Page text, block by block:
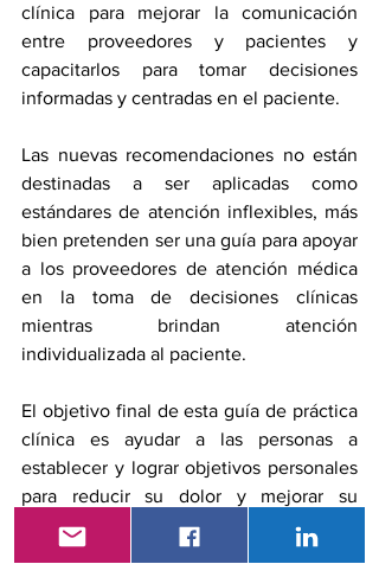
clínica para mejorar la comunicación
entre proveedores y pacientes y
capacitarlos para tomar decisiones
informadas y centradas en el paciente.
Las nuevas recomendaciones no están
destinadas a ser aplicadas como
estándares de atención inflexibles, más
bien pretenden ser una guía para apoyar
a los proveedores de atención médica
en la toma de decisiones clínicas
mientras brindan atención
individualizada al paciente.
El objetivo final de esta guía de práctica
clínica es ayudar a las personas a
establecer y lograr objetivos personales
para reducir su dolor y mejorar su
función y calidad de vida. Obtener
comentarios del público es esencial para